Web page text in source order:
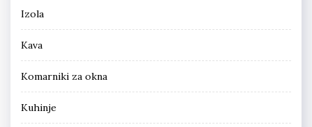
Izola
Kava
Komarniki za okna
Kuhinje